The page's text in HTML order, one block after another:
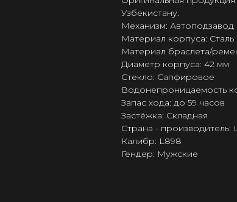
Узбекистану.
Механизм: Автоподзавод
Материал корпуса: Сталь
Материал браслета/
Диаметр корпуса: 42 мм
Стекло: Сапфировое
Водонепроницаемость
Запас хода: до 59 часов
Застёжка: Складная
Страна -
Калибр: L898
Гендер: Мужские